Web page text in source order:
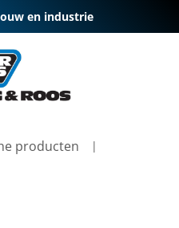
en industrie
producten